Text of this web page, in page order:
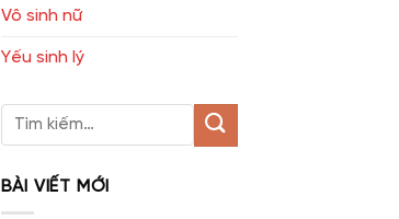
Vô sinh nữ
Yếu sinh lý
BÀI VIẾT MỚI